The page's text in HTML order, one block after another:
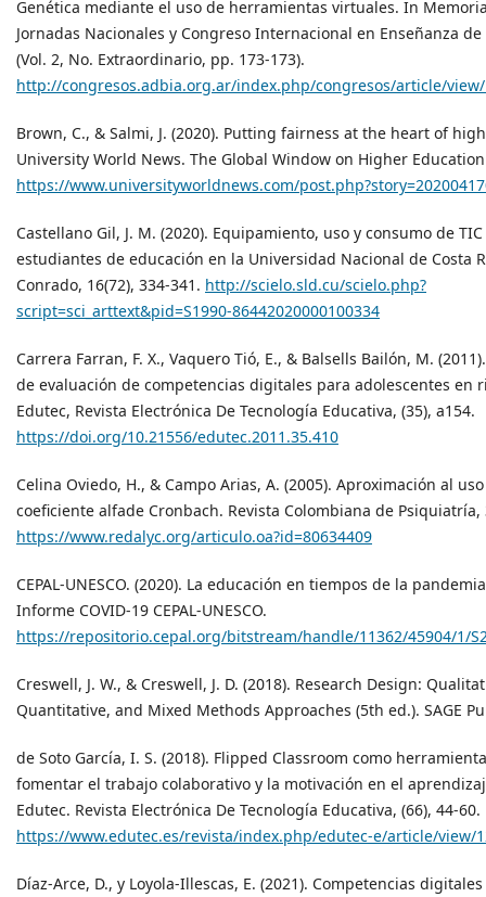
Genética mediante el uso de herramientas virtuales. In
Jornadas Nacionales y Congreso Internacional en Enseñanza
(Vol. 2, No. Extraordinario, pp. 173-173).
http://congresos.adbia.org.ar/index.php/congresos/article/
Brown, C., & Salmi, J. (2020). Putting fairness at the heart of
University World News. The Global Window on Higher
https://www.universityworldnews.com/
Castellano Gil, J. M. (2020). Equipamiento, uso y consumo de
estudiantes de educación en la Universidad Nacional de Costa
Conrado, 16(72), 334-341. http://scielo.sld.cu/scielo.php?
script=sci_arttext&pid=S1990-86442020000100334
Carrera Farran, F. X., Vaquero Tió, E., & Balsells Bailón, M.
de evaluación de competencias digitales para adolescentes en
Edutec, Revista Electrónica De Tecnología Educativa, (35), a154.
https://doi.org/10.21556/edutec.2011.35.410
Celina Oviedo, H., & Campo Arias, A. (2005). Aproximación al
coeficiente alfade Cronbach. Revista Colombiana de Psiquiatría,
https://www.redalyc.org/articulo.oa?id=80634409
CEPAL-UNESCO. (2020). La educación en tiempos de la
Informe COVID-19 CEPAL-UNESCO.
https://repositorio.cepal.org/bitstream/handle/11362/45904/1/
Creswell, J. W., & Creswell, J. D. (2018). Research Design:
Quantitative, and Mixed Methods Approaches (5th ed.). SAGE
de Soto García, I. S. (2018). Flipped Classroom como
fomentar el trabajo colaborativo y la motivación en el
Edutec. Revista Electrónica De Tecnología Educativa, (66), 44-60.
https://www.edutec.es/revista/index.php/edutec-e/article/view/
Díaz-Arce, D., y Loyola-Illescas, E. (2021). Competencias